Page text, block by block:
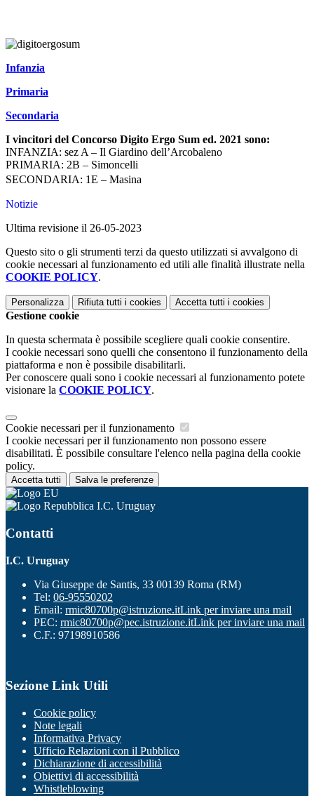
Infanzia
Primaria
Secondaria
I vincitori del Concorso Digito Ergo Sum ed. 2021 sono:
INFANZIA: sez A – Il Giardino dell’Arcobaleno
PRIMARIA: 2B – Simoncelli
SECONDARIA: 1E – Masina
Notizie
Ultima revisione il 26-05-2023
Questo sito o gli strumenti terzi da questo utilizzati si avvalgono di
cookie necessari al funzionamento ed utili alle finalità illustrate nella
COOKIE POLICY.
Personalizza Rifiuta tutti i cookies Accetta tutti i cookies
Gestione cookie
In questa schermata è possibile scegliere quali cookie consentire.
I cookie necessari sono quelli che consentono il funzionamento della
piattaforma e non è possibile disabilitarli.
Per conoscere quali sono i cookie necessari al funzionamento potete
visionare la COOKIE POLICY.
Cookie necessari per il funzionamento
I cookie necessari per il funzionamento non possono essere
disabilitati. È possibile consultare l'elenco nella pagina della cookie
policy.
Accetta tutti Salva le preferenze
I.C. Uruguay
Contatti
I.C. Uruguay
Via Giuseppe de Santis, 33 00139 Roma (RM)
Tel: 06-95550202
Email: rmic80700p@istruzione.itLink per inviare una mail
PEC: rmic80700p@pec.istruzione.itLink per inviare una mail
C.F.: 97198910586
Sezione Link Utili
Cookie policy
Note legali
Informativa Privacy
Ufficio Relazioni con il Pubblico
Dichiarazione di accessibilità
Obiettivi di accessibilità
Whistleblowing